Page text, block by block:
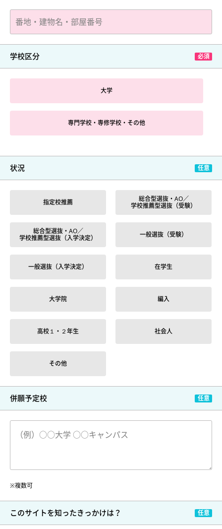
学校区分
大学
専門学校・専修学校・その他
状況
指定校推薦
総合型選抜・AO／
学校推薦型選抜（受験）
総合型選抜・AO／
学校推薦型選抜（入学決定）
一般選抜（受験）
一般選抜（入学決定） 在学生
大学院 編入
高校１・２年生 社会人
その他
併願予定校
※複数可
このサイトを知ったきっかけは？